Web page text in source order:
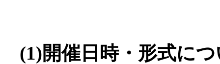
(1)開催日時・形式に